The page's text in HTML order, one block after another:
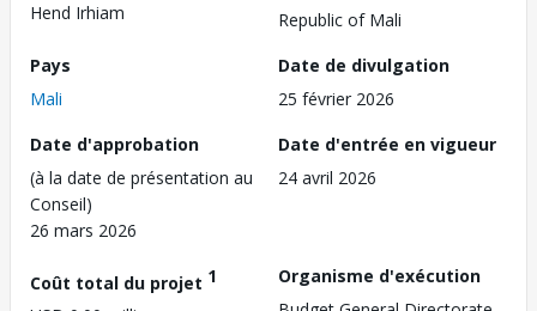
Hend Irhiam
Republic of Mali
Pays
Mali
Date de divulgation
25 février 2026
Date d'approbation
(à la date de présentation au
Conseil)
26 mars 2026
Date d'entrée en vigueur
24 avril 2026
Coût total du projet 1
Organisme d'exécution